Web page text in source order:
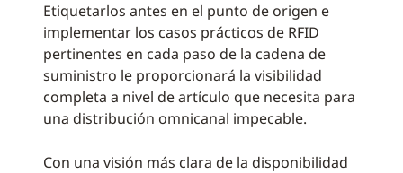
Etiquetarlos antes en el punto de origen e
implementar los casos prácticos de RFID
pertinentes en cada paso de la cadena de
suministro le proporcionará la visibilidad
completa a nivel de artículo que necesita para
una distribución omnicanal impecable.
Con una visión más clara de la disponibilidad